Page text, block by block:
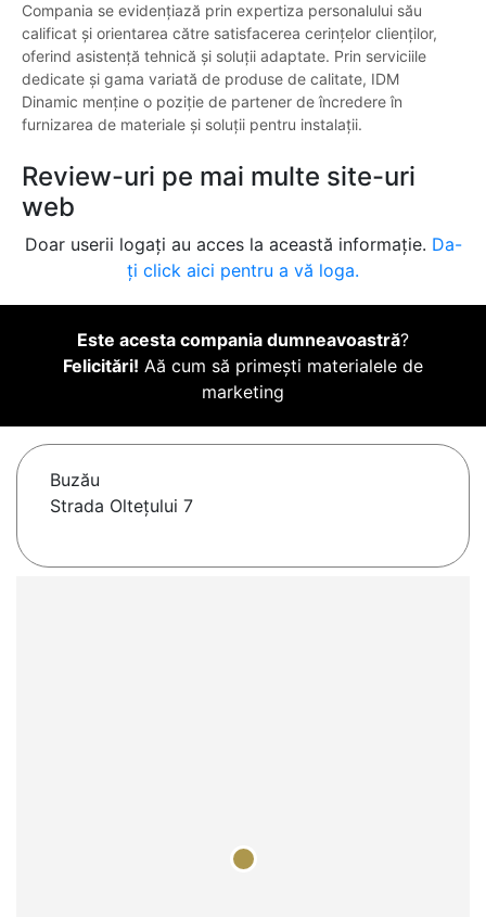
Compania se evidențiază prin expertiza personalului său
calificat și orientarea către satisfacerea cerințelor clienților,
oferind asistență tehnică și soluții adaptate. Prin serviciile
dedicate și gama variată de produse de calitate, IDM
Dinamic menține o poziție de partener de încredere în
furnizarea de materiale și soluții pentru instalații.
Review-uri pe mai multe site-uri
web
Doar userii logați au acces la această informație. Da-
ți click aici pentru a vă loga.
Este acesta compania dumneavoastră?
Felicitări! Aă cum să primești materialele de
marketing
Buzău
Strada Oltețului 7